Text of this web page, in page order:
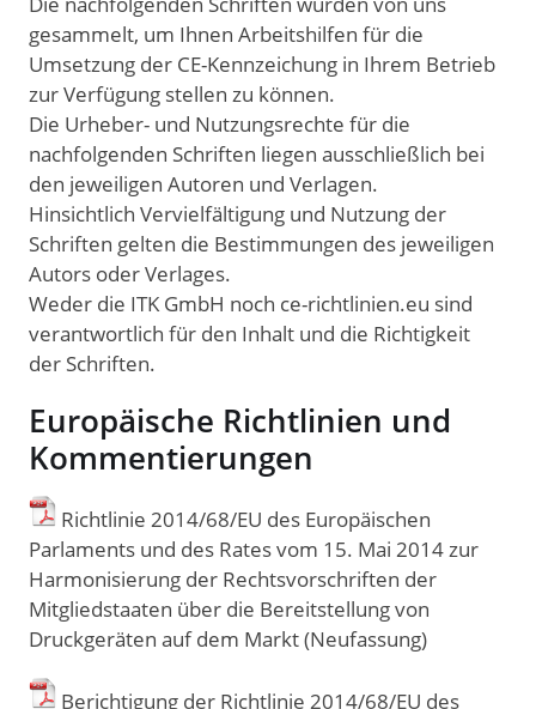
gesammelt, um Ihnen Arbeitshilfen für die
Umsetzung der CE-Kennzeichung in Ihrem Betrieb
zur Verfügung stellen zu können.
Die Urheber- und Nutzungsrechte für die
nachfolgenden Schriften liegen ausschließlich bei
den jeweiligen Autoren und Verlagen.
Hinsichtlich Vervielfältigung und Nutzung der
Schriften gelten die Bestimmungen des jeweiligen
Autors oder Verlages.
Weder die ITK GmbH noch ce-richtlinien.eu sind
verantwortlich für den Inhalt und die Richtigkeit
der Schriften.
Europäische Richtlinien und
Kommentierungen
Richtlinie 2014/68/EU des Europäischen
Parlaments und des Rates vom 15. Mai 2014 zur
Harmonisierung der Rechtsvorschriften der
Mitgliedstaaten über die Bereitstellung von
Druckgeräten auf dem Markt (Neufassung)
Berichtigung der Richtlinie 2014/68/EU des